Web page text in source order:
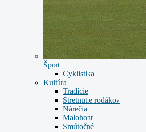
Šport
Cyklistika
Kultúra
Tradície
Stretnutie rodákov
Nárečia
Malohont
Smútočné